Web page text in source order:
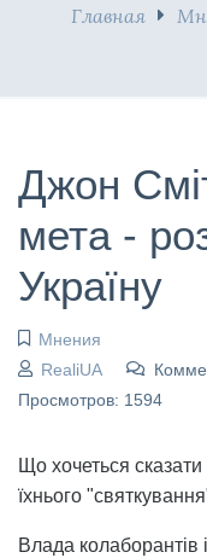
Главная
Джон
мета -
Україну
Мнения
RealiUA
Просмотров: 1594
Що хочеться
їхнього
Влада колаборантів